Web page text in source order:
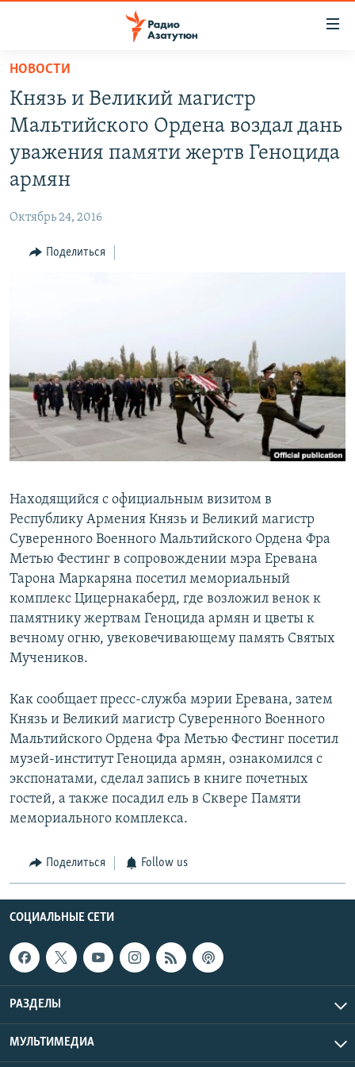
Перейти
основному
содержанию
основной
Перейти
поиску
РЕГИОН
НАГОРНЫЙ КАРАБАХ
Հայերեն
English
Русский
НОВОСТИ
Князь и Великий магистр
Мальтийского Ордена воздал дань
уважения памяти жертв Геноцида
армян
Октябрь 24, 2016
Поделиться
Находящийся с официальным визитом в
Республику Армения Князь и Великий магистр
Суверенного Военного Мальтийского Ордена Фра
Метью Фестинг в сопровождении мэра Еревана
Тарона Маркаряна посетил мемориальный
комплекс Цицернакаберд, где возложил венок к
памятнику жертвам Геноцида армян и цветы к
вечному огню, увековечивающему память Святых
Мучеников.
Как сообщает пресс-служба мэрии Еревана, затем
Князь и Великий магистр Суверенного Военного
Мальтийского Ордена Фра Метью Фестинг посетил
музей-институт Геноцида армян, ознакомился с
экспонатами, сделал запись в книге почетных
гостей, а также посадил ель в Сквере Памяти
мемориального комплекса.
Поделиться Follow us
СОЦИАЛЬНЫЕ СЕТИ
РАЗДЕЛЫ
МУЛЬТИМЕДИА